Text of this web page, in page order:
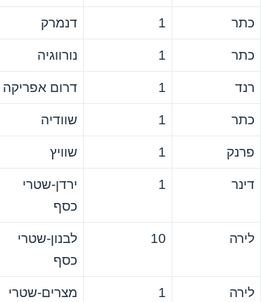
כתר 1 דנמרק
כתר 1 נורווגיה
רנד 1 דרום אפריקה
כתר 1 שוודיה
פרנק 1 שוויץ
דינר 1
ירדן-שטרי
כסף
לירה 10
לבנון-שטרי
כסף
לירה 1
מצרים-שטרי